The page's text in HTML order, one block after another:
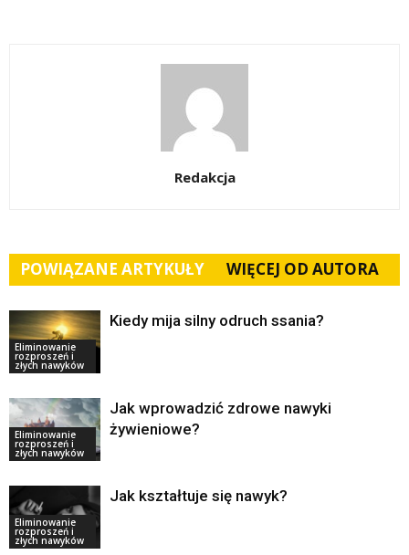
Redakcja
POWIĄZANE ARTYKUŁY WIĘCEJ OD AUTORA
Eliminowanie
rozproszeń i
złych nawyków
Kiedy mija silny odruch ssania?
Eliminowanie
rozproszeń i
złych nawyków
Jak wprowadzić zdrowe nawyki
żywieniowe?
Eliminowanie
rozproszeń i
złych nawyków
Jak kształtuje się nawyk?